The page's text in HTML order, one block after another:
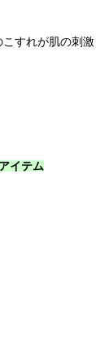
こすれが肌の刺激
イテム